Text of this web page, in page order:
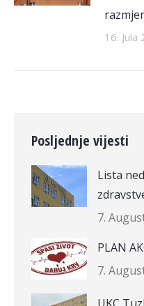
16. Jula
Posljednje vijesti
Lista
7.
PLAN
7.